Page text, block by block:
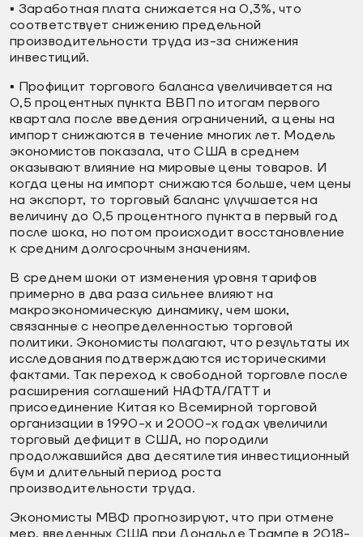
▪️ Заработная плата снижается на 0,3%, что
соответствует снижению предельной
производительности труда из-за снижения
инвестиций.
▪️ Профицит торгового баланса увеличивается на
0,5 процентных пункта ВВП по итогам первого
квартала после введения ограничений, а цены на
импорт снижаются в течение многих лет. Модель
экономистов показала, что США в среднем
оказывают влияние на мировые цены товаров. И
когда цены на импорт снижаются больше, чем цены
на экспорт, то торговый баланс улучшается на
величину до 0,5 процентного пункта в первый год
после шока, но потом происходит восстановление
к средним долгосрочным значениям.
В среднем шоки от изменения уровня тарифов
примерно в два раза сильнее влияют на
макроэкономическую динамику, чем шоки,
связанные с неопределенностью торговой
политики. Экономисты полагают, что результаты их
исследования подтверждаются историческими
фактами. Так переход к свободной торговле после
расширения соглашений НАФТА/ГАТТ и
присоединение Китая ко Всемирной торговой
организации в 1990-х и 2000-х годах увеличили
торговый дефицит в США, но породили
продолжавшийся два десятилетия инвестиционный
бум и длительный период роста
производительности труда.
Экономисты МВФ прогнозируют, что при отмене